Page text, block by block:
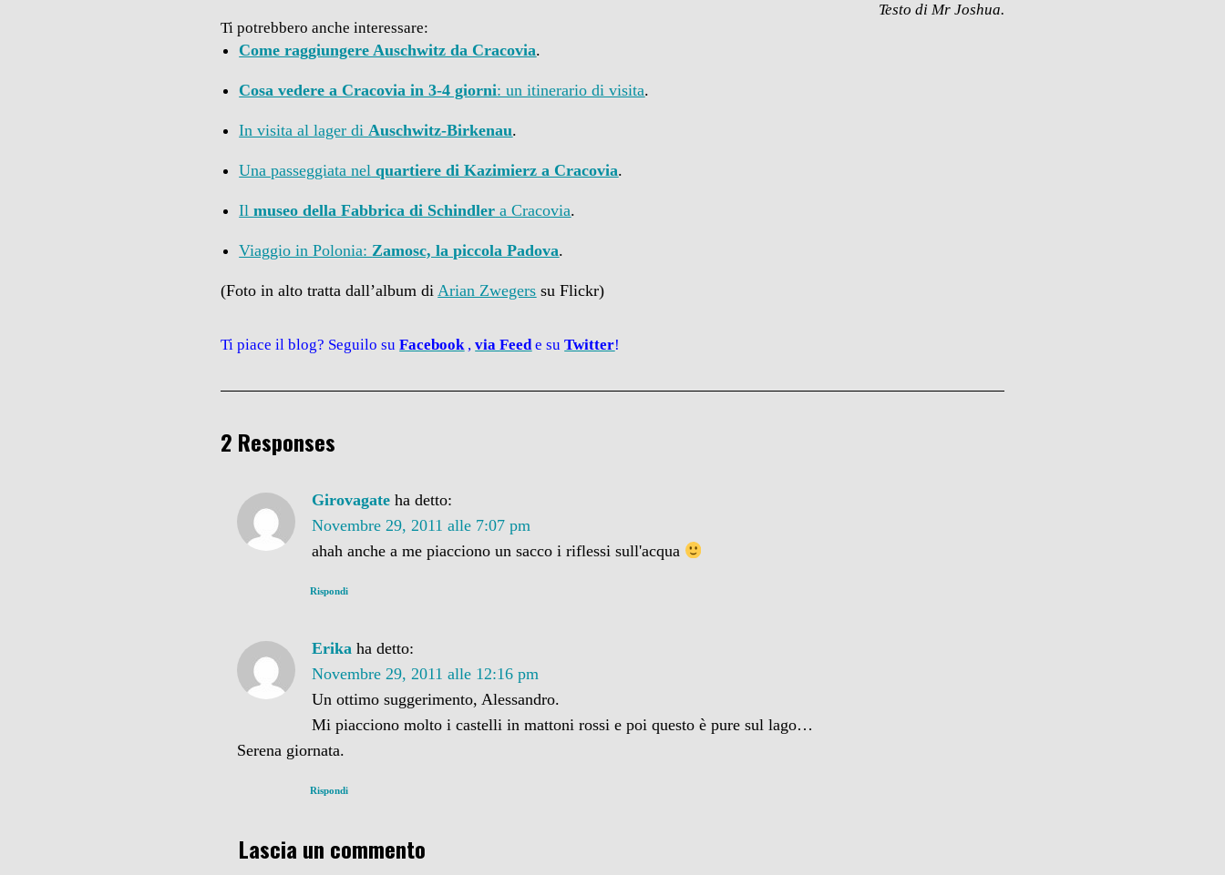
Testo di Mr Joshua.
Ti potrebbero anche interessare:
Come raggiungere Auschwitz da Cracovia.
Cosa vedere a Cracovia in 3-4 giorni: un itinerario di visita.
In visita al lager diAuschwitz-Birkenau.
Una passeggiata nel quartiere di Kazimierz a Cracovia.
Ilmuseo della Fabbrica di Schindler a Cracovia.
Viaggio in Polonia:Zamosc, la piccola Padova.
(Foto in alto tratta dall’album diArian Zwegers su Flickr)
Ti piace il blog? Seguilo su Facebook ,viaFeede suTwitter!
2 Responses
Girovagate ha detto:
Novembre 29, 2011 alle 7:07 pm
ahah anche a me piacciono un sacco i riflessi sull'acqua
Rispondi
Erika ha detto:
Novembre 29, 2011 alle 12:16 pm
Un ottimo suggerimento, Alessandro.
Mi piacciono molto i castelli in mattoni rossi e poi questo è pure sul lago…
Serena giornata.
Rispondi
Lascia un commento